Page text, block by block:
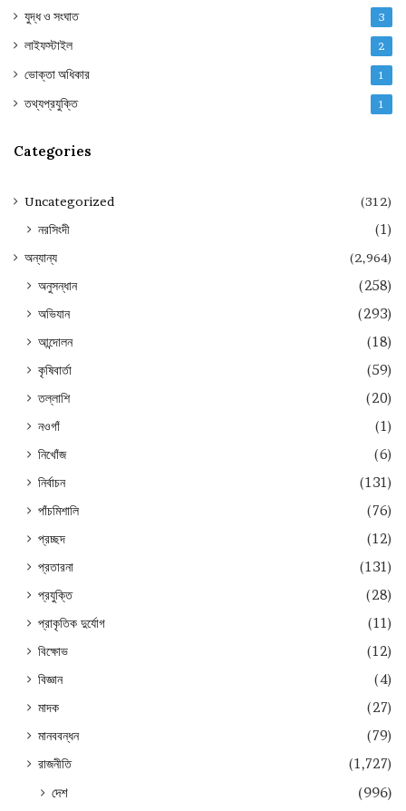
যুদ্ধ ও সংঘাত 3
লাইফস্টাইল 2
ভোক্তা অধিকার 1
তথ্যপ্রযুক্তি 1
Categories
Uncategorized (312)
নরসিংদী (1)
অন্যান্য (2,964)
অনুসন্ধান
(258)
অভিযান
(293)
আন্দোলন
(18)
কৃষিবার্তা
(59)
তল্লাশি
(20)
নওগাঁ
(1)
নিখোঁজ
(6)
নির্বাচন
(131)
পাঁচমিশালি
(76)
প্রচ্ছদ
(12)
প্রতারনা
(131)
প্রযুক্তি
(28)
প্রাকৃতিক দুর্যোগ
(11)
বিক্ষোভ
(12)
বিজ্ঞান
(4)
মাদক
(27)
মানববন্ধন
(79)
রাজনীতি
(1,727)
দেশ
(996)